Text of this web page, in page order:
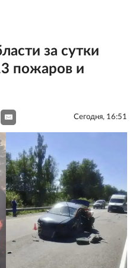
за сутки
пожаров и
Сегодня, 16:51